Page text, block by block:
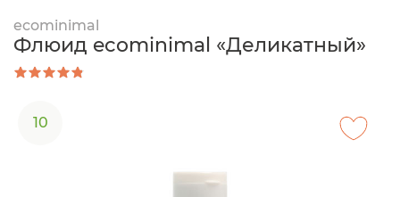
ecominimal
Флюид ecominimal «Деликатный»
10